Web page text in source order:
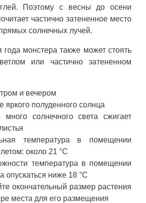
Поэтому с весны до осени
частично затененное место
солнечных лучей.
монстера также может стоять
или частично затененном
и вечером
яркого полуденного солнца
солнечного света сжигает
температура в помещении
около 21 °C
температура в помещении
опускаться ниже 18 °C
окончательный размер растения
места для его размещения